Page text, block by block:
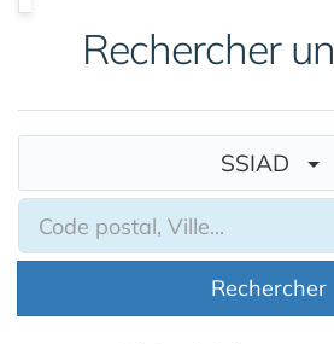
Rechercher un
SSIAD
Rechercher